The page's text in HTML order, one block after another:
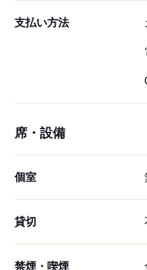
支払い方法
席・設備
個室
貸切
禁煙・喫煙